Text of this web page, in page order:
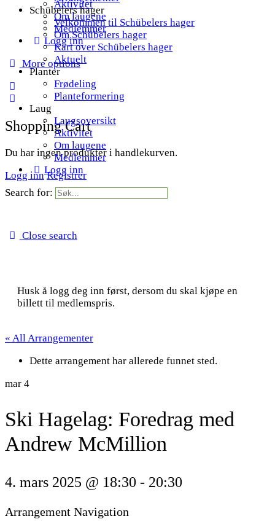
Aktivitet
Om laugene
Medlemmer
Logg inn
More options
Shopping Cart
Du har ingen produkter i handlekurven.
Logg inn Registrer
Schübelers hager
Velkommen til Schübelers hager
Om Schübelers hager
Kart over Schübelers hager
Aktuelt
Planter
Frødeling
Planteformering
Laug
Laugsoversikt
Aktivitet
Om laugene
Medlemmer
Logg inn
Search for:
Close search
Husk å logg deg inn først, dersom du skal kjøpe en
billett til medlemspris.
« All Arrangementer
Dette arrangement har allerede funnet sted.
mar 4
Ski Hagelag: Foredrag med
Andrew McMillion
4. mars 2025 @ 18:30 - 20:30
Arrangement Navigation